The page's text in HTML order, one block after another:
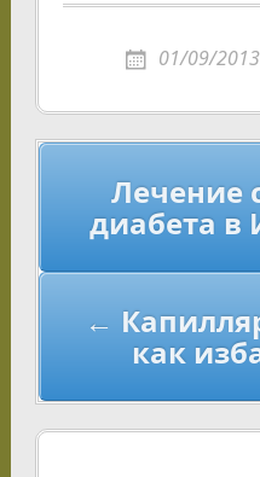
01/09/2013
Навигация
записям
Лечение
диабета в
←
как